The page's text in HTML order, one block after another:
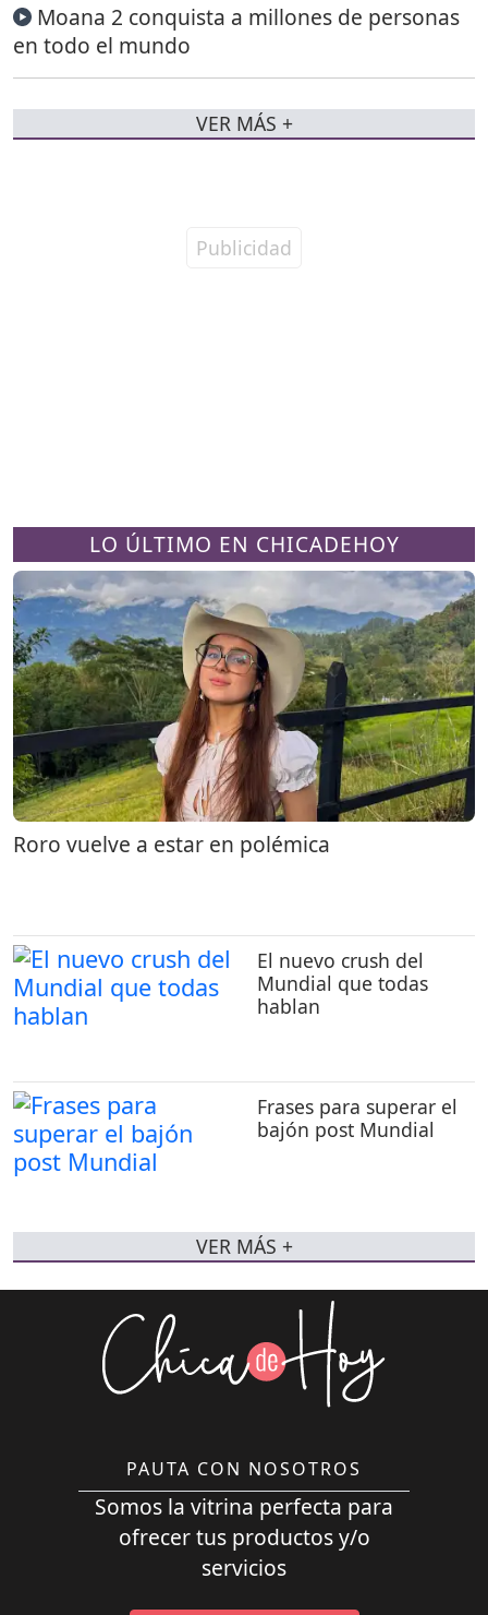
LO ÚLTIMO EN CHICADEHOY
Roro vuelve a estar en polémica
El nuevo crush del
Mundial que todas
hablan
Frases para superar el
bajón post Mundial
VER MÁS +
Moana 2 conquista a millones de personas
en todo el mundo
VER MÁS +
PAUTA CON NOSOTROS
Somos la vitrina perfecta para
ofrecer tus productos y/o
servicios